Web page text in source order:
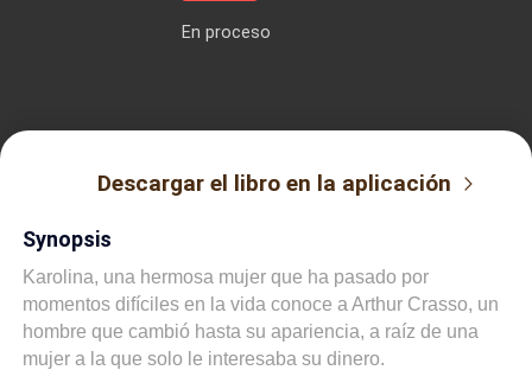
En proceso
Descargar el libro en la aplicación
Synopsis
Karolina, una hermosa mujer que ha pasado por
momentos difíciles en la vida conoce a Arthur Crasso, un
hombre que cambió hasta su apariencia, a raíz de una
mujer a la que solo le interesaba su dinero.